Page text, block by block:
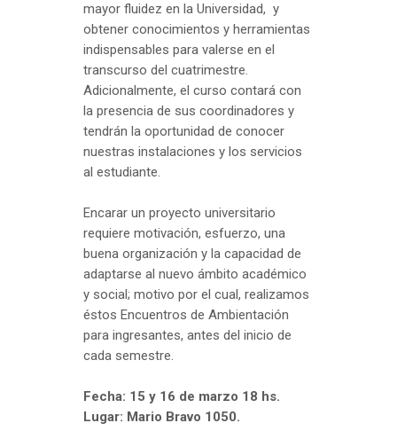
mayor fluidez en la Universidad, y
obtener conocimientos y herramientas
indispensables para valerse en el
transcurso del cuatrimestre.
Adicionalmente, el curso contará con
la presencia de sus coordinadores y
tendrán la oportunidad de conocer
nuestras instalaciones y los servicios
al estudiante.
Encarar un proyecto universitario
requiere motivación, esfuerzo, una
buena organización y la capacidad de
adaptarse al nuevo ámbito académico
y social; motivo por el cual, realizamos
éstos Encuentros de Ambientación
para ingresantes, antes del inicio de
cada semestre.
Fecha: 15 y 16 de marzo 18 hs.
Lugar: Mario Bravo 1050.